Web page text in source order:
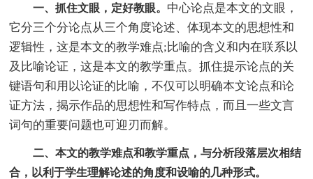
一、抓住文眼，定好教眼。 中心论点是本文的文眼，
它分三个分论点从三个角度论述、体现本文的思想性和
逻辑性，这是本文的教学难点;比喻的含义和内在联系以
及比喻论证，这是本文的教学重点。抓住提示论点的关
键语句和用以论证的比喻，不仅可以明确本文论点和论
证方法，揭示作品的思想性和写作特点，而且一些文言
词句的重要问题也可迎刃而解。
二、本文的教学难点和教学重点，与分析段落层次相结
合，以利于学生理解论述的角度和设喻的几种形式。